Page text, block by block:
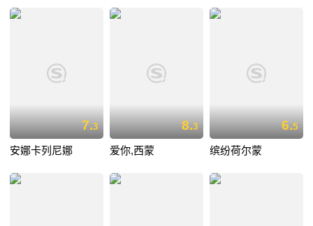
7.3
安娜卡列尼娜
8.3
爱你,西蒙
6.5
缤纷荷尔蒙